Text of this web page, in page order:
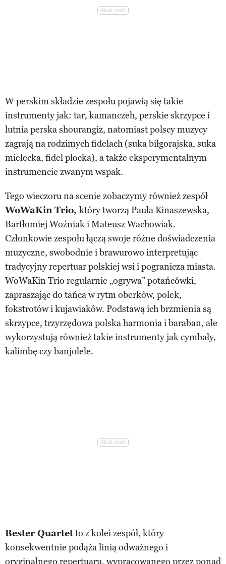
W perskim składzie zespołu pojawią się takie
instrumenty jak: tar, kamanczeh, perskie skrzypce i
lutnia perska shourangiz, natomiast polscy muzycy
zagrają na rodzimych fidelach (suka biłgorajska, suka
mielecka, fidel płocka), a także eksperymentalnym
instrumencie zwanym wspak.
Tego wieczoru na scenie zobaczymy również zespół
WoWaKin Trio, który tworzą Paula Kinaszewska,
Bartłomiej Woźniak i Mateusz Wachowiak.
Członkowie zespołu łączą swoje różne doświadczenia
muzyczne, swobodnie i brawurowo interpretując
tradycyjny repertuar polskiej wsi i pogranicza miasta.
WoWaKin Trio regularnie „ogrywa” potańcówki,
zapraszając do tańca w rytm oberków, polek,
fokstrotów i kujawiaków. Podstawą ich brzmienia są
skrzypce, trzyrzędowa polska harmonia i baraban, ale
wykorzystują również takie instrumenty jak cymbały,
kalimbę czy banjolele.
Bester Quartetto z kolei zespół, który
konsekwentnie podąża linią odważnego i
oryginalnego repertuaru, wypracowanego przez ponad